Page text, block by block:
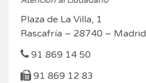
Plaza de La Villa, 1
Rascafría – 28740 – Madrid
91 869 14 50
91 869 12 83